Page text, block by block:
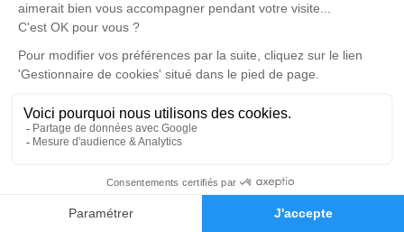
Faire-part Hommages
Cérémonie civile
mardi 23 décembre 2025 à 12h00
248, Rue de l'Abbé Lemire
27000 Évreux
Je rends hommage